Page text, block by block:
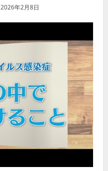
2026年2月8日